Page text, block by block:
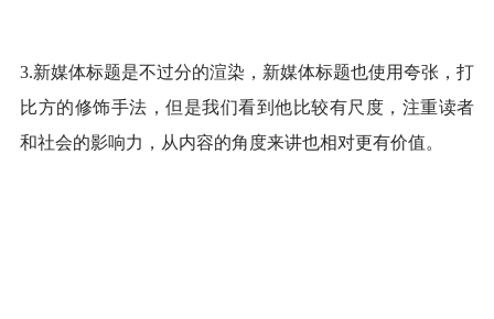
3.新媒体标题是不过分的渲染，新媒体标题也使用夸张，打
比方的修饰手法，但是我们看到他比较有尺度，注重读者
和社会的影响力，从内容的角度来讲也相对更有价值。